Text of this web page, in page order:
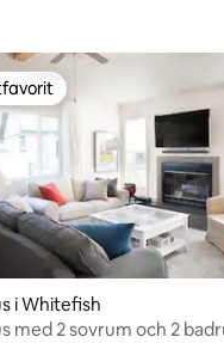
betyg, 6 omdömen
i Whitefish
med 2 sovrum och 2